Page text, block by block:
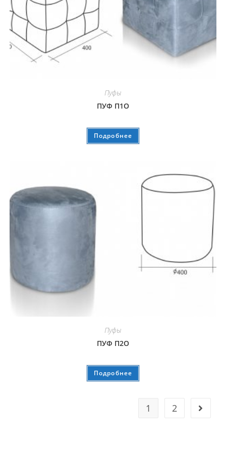
Пуфы
ПУФ П1О
Подробнее
Пуфы
ПУФ П2О
Подробнее
1 2